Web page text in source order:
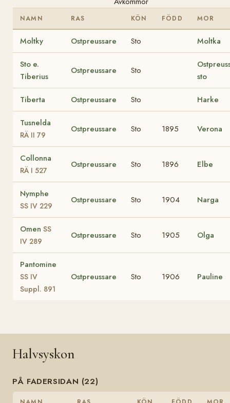
NAMN RAS KÖN FÖDD MOR
Moltky Ostpreussare Sto Moltka
Sto e.
Tiberius
Ostpreussare Sto
sto
Tiberta Ostpreussare Sto Harke
Tusnelda
RÄ II 79
Ostpreussare Sto 1895 Verona
Collonna
RÄ I 527
Ostpreussare Sto 1896 Elbe
Nymphe
SS IV 229
Ostpreussare Sto 1904 Narga
Omen SS
IV 289
Ostpreussare Sto 1905 Olga
Pantomine
SS IV
Suppl. 891
Ostpreussare Sto 1906 Pauline
Halvsyskon
PÅ FADERSIDAN (22)